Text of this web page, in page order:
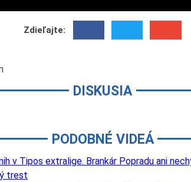
Zdieľajte:
DISKUSIA
PODOBNÉ VIDEÁ
v Tipos extralige. Brankár Popradu ani
trest